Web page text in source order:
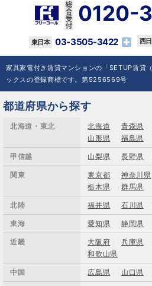
0120-
03-3505-3422
家具家電付き賃貸マンションの「SETUP賃貸
ックスの登録商標です。第5256569号
都道府県から探す
北海道・東北 北海道 青森県
山形県
福島県
甲信越 山梨県 長野県
関東 東京都 神奈川県
栃木県
群馬県
北陸 福井県 石川県
東海 愛知県 静岡県
近畿 大阪府 兵庫県
和歌山県
中国 広島県 山口県